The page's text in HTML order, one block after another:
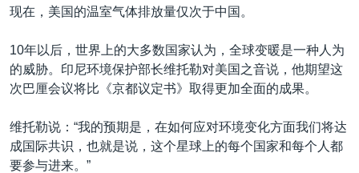
美国之音专访
台海两岸关系
南中国海争端
关注西藏
关注新疆
其他语言网站
现在，美国的温室气体排放量仅次于中国。
10年以后，世界上的大多数国家认为，全球变暖是一种人为
的威胁。印尼环境保护部长维托勒对美国之音说，他期望这
次巴厘会议将比《京都议定书》取得更加全面的成果。
维托勒说：“我的预期是，在如何应对环境变化方面我们将达
成国际共识，也就是说，这个星球上的每个国家和每个人都
要参与进来。”